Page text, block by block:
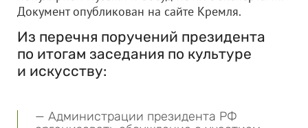
Документ опубликован на сайте Кремля.
Из перечня поручений президента
по итогам заседания по культуре
и искусству:
— Администрации президента РФ